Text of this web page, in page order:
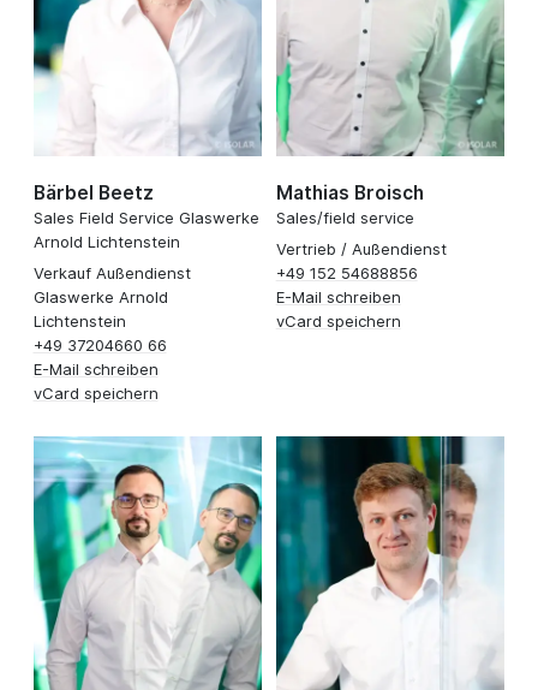
Bärbel Beetz
Sales Field Service Glaswerke
Arnold Lichtenstein
Verkauf Außendienst
Glaswerke Arnold
Lichtenstein
+49 37204660 66
E-Mail schreiben
vCard speichern
Mathias Broisch
Sales/field service
Vertrieb / Außendienst
+49 152 54688856
E-Mail schreiben
vCard speichern